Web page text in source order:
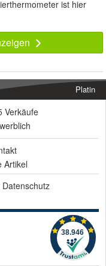
ist hier
Platin
Verkäufe
Artikel
Datenschutz